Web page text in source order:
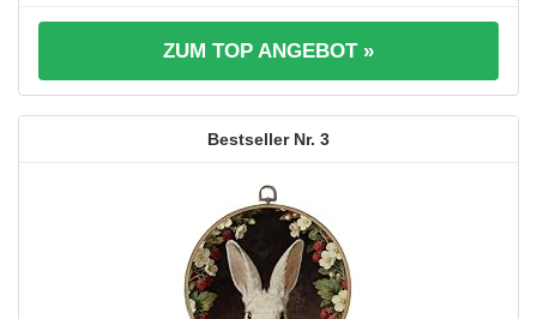
ZUM TOP ANGEBOT »
3